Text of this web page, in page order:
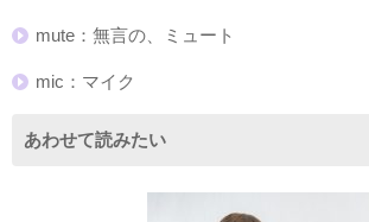
mute：無言の、ミュート
mic：マイク
あわせて読みたい